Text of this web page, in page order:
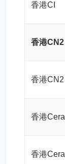
香港CI
香港CN2
香港CN2
香港Cera
香港Cera